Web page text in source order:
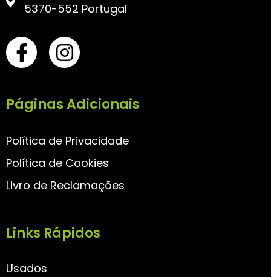
5370-552 Portugal
Páginas Adicionais
Política de Privacidade
Política de Cookies
Livro de Reclamações
Links Rápidos
Usados